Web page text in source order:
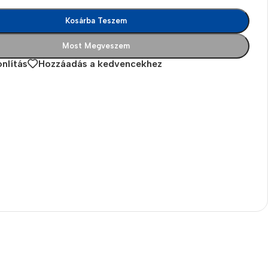
Kosárba Teszem
Most Megveszem
Hozzáadás a kedvencekhez